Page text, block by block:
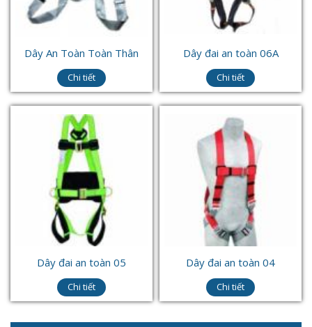
Dây An Toàn Toàn Thân
Chi tiết
Dây đai an toàn 06A
Chi tiết
Dây đai an toàn 05
Chi tiết
Dây đai an toàn 04
Chi tiết